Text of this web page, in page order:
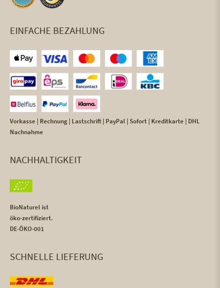
EINFACHE BEZAHLUNG
Vorkasse | Rechnung | Lastschrift | PayPal | Sofort | Kreditkarte | DHL
Nachnahme
NACHHALTIGKEIT
BioNaturel ist
öko-zertifiziert.
DE-ÖKO-001
SCHNELLE LIEFERUNG